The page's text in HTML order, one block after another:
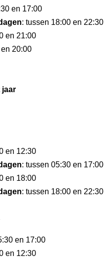
en 17:00
: tussen 18:00 en 22:30
en 21:00
20:00
jaar
en 12:30
: tussen 05:30 en 17:00
en 18:00
: tussen 18:00 en 22:30
en 17:00
en 12:30